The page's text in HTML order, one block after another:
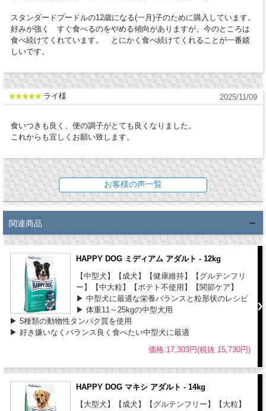
リン - 0.75 %
ナトリウム - 0.35 %
マグネシウム - 0.08 %
オメガ6脂肪酸 - 3.00 %
オメガ3脂肪酸 - 0.30 %
粒の大きさ：中大粒（直径14〜19mm 厚み4.5〜7.5mm）
原産国：ドイツ
【使用方法】
●パッケージ記載の給与量を目安にしてください。
●いつでも新鮮な水が飲めるようにしておいてください。
●給与回数は、1日に2回が一般的です。
●フードの切り替えは、現在の食事に当製品を少しずつ増量し、約7日
間を目安に切り替えてください。
【保存方法】
●ハッピードッグは、合成保存料は無添加です。高温多湿、直射日光
を避け、涼しい場所での保管をお願いします。
●開封後は賞味期限に関わらず、なるべくお早めにご使用ください。
●本品は犬専用フードです。誤食防止のため、小児の手の届かない場
所に保管してください。
等により、粒の見た目や大きさに若干差がある場合がありますが、品
質上問題はありません。
●開封後は虫が入らないように、しっかりと密封して下さい。
スタンダードプードルの12歳になる(一月)子のために購入しています。
好みが強く すぐ食べるのをやめる傾向がありますが、今のところは
食べ続けてくれています。 とにかく食べ続けてくれることが一番嬉
しいです。
ライ様 2025/11/09
食いつきも良く、便の調子がとても良くなりました。
これからも宜しくお願い致します。
お客様の声一覧
関連商品
HAPPY DOG ミディアム アダルト - 12kg
【中型犬】【成犬】【健康維持】【グルテンフリ
ー】【中大粒】【ポテト不使用】【関節ケア】
▶ 中型犬に最適な栄養バランスと粒形状のレシピ
▶ 体重11～25kgの中型犬用
▶ 5種類の動物性タンパク質を使用
▶ 好き嫌いなくバランス良く食べたい中型犬に最適
価格:17,303円(税抜 15,730円)
HAPPY DOG マキシ アダルト - 14kg
【大型犬】【成犬】【グルテンフリー】【大粒】